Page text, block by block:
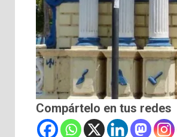
Compártelo en tus redes